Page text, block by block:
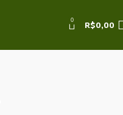
0 R$0,00